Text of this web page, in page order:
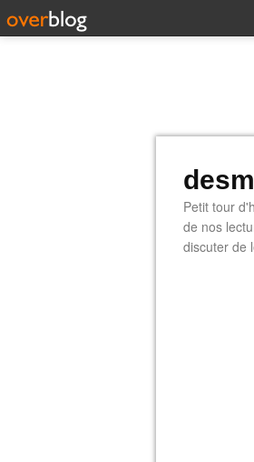
Petit tour
de nos
discuter de